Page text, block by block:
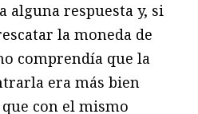
alguna respuesta y, si
la moneda de
comprendía que la
era más bien
con el mismo